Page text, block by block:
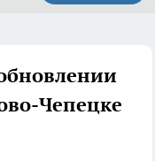
Чепецке